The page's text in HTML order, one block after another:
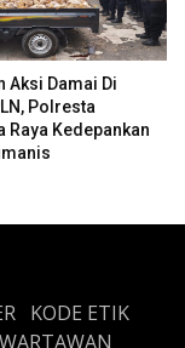
Aksi Damai Di
Polresta
Raya Kedepankan
KODE ETIK